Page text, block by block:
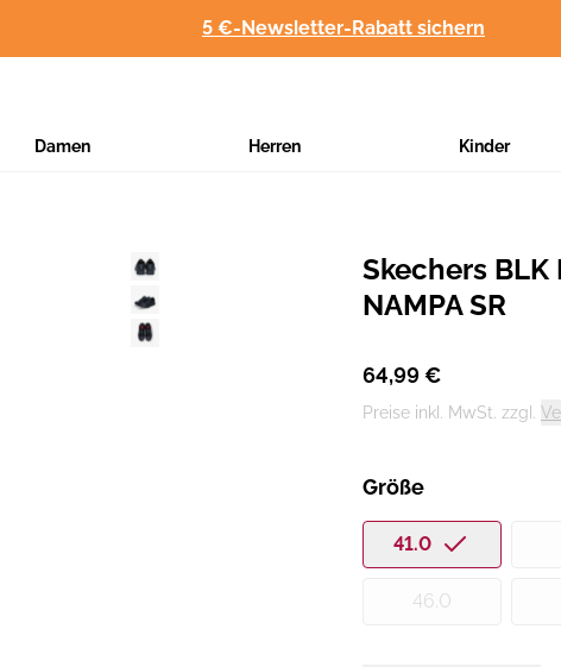
5 €-Newsletter-Rabatt sichern
Damen Herren Kinder
Hersteller:
Skechers BLK
NAMPA SR
64,99 €
Preise inkl. MwSt. zzgl.
Größe
41.0
46.0